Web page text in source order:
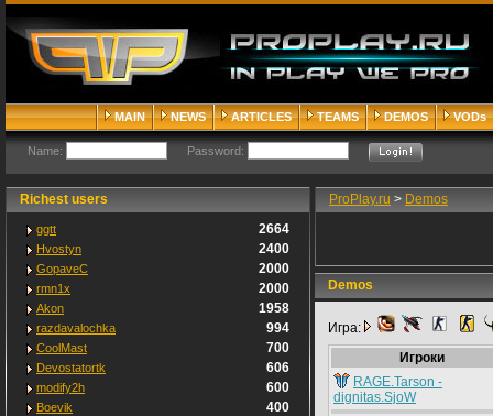
MAIN NEWS ARTICLES TEAMS DEMOS VODs
Name: Password:
Richest users
ggtt 2664
Hvostyn 2400
GopaveC 2000
rmn1x 2000
Akon 1958
razdavalochka 994
CoolMast 700
Devostatortk 606
modify2h 600
Boevik 400
ProPlay.ru > Demos
Demos
Игра:
Игроки
RAGE.Tarson -
dignitas.SjoW